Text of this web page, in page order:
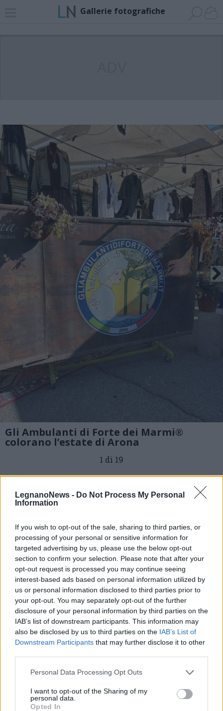
LegnanoNews - Do Not Process My Personal
Information
If you wish to opt-out of the sale, sharing to third parties, or
processing of your personal or sensitive information for
targeted advertising by us, please use the below opt-out
section to confirm your selection. Please note that after your
opt-out request is processed you may continue seeing
interest-based ads based on personal information utilized by
us or personal information disclosed to third parties prior to
your opt-out. You may separately opt-out of the further
disclosure of your personal information by third parties on the
IAB’s list of downstream participants. This information may
also be disclosed by us to third parties on the IAB’s List of
Downstream Participants that may further disclose it to other
Personal Data Processing Opt Outs
I want to opt-out of the Sharing of my
personal data.
Opted In
Gallerie fotografiche
Gli Ambulanti di Forte dei Marmi®
colorano l’estate di Arona
1 di 19
TAG
Leggi l'articolo:
Domenica 22 giugno, Gli Ambulanti di Forte dei Marmi®
colorano l’estate di Arona